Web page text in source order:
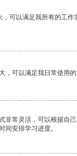
，可以满足我所有的工作
，可以满足我日常使用的
非常灵活，可以根据自
间安排学习进度。